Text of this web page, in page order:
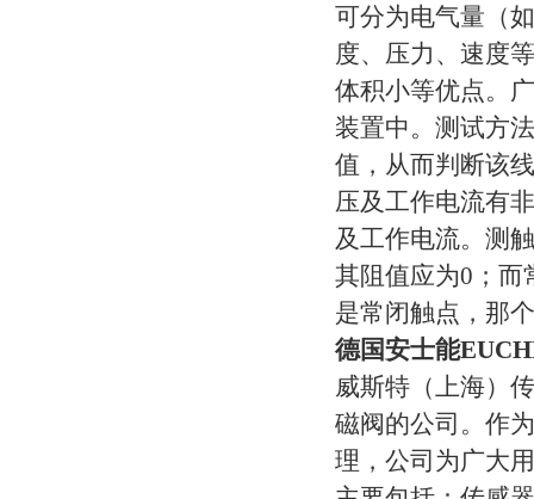
可分为电气量（
度、压力、速度
体积小等优点。
装置中。测试方
值，从而判断该
压及工作电流有
及工作电流。测
其阻值应为0；而
是常闭触点，那
德国安士能
威斯特（上海）
磁阀的公司。作
理，公司为广大